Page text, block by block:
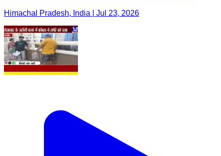
Himachal Pradesh, India | Jul 23, 2026